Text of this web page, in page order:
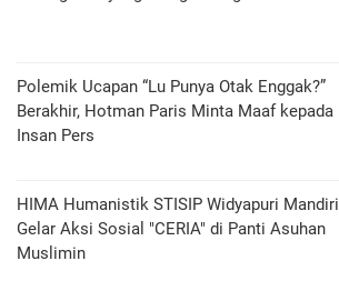
Polemik Ucapan “Lu Punya Otak Enggak?”
Berakhir, Hotman Paris Minta Maaf kepada
Insan Pers
HIMA Humanistik STISIP Widyapuri Mandiri
Gelar Aksi Sosial "CERIA" di Panti Asuhan
Muslimin